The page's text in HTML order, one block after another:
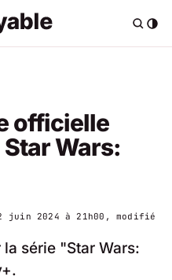
officielle
Wars:
juin 2024 à 21h00 , modifié
série "Star Wars: